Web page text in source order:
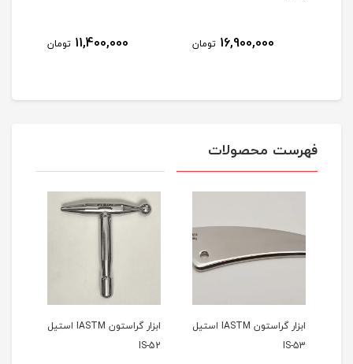
16,900,000 تومان 11,400,000 تومان
فهرست محصولات
ابزار گراستون IASTM استیل
IS-53
ابزار گراستون IASTM استیل
IS-52